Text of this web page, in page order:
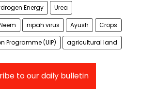
Energy Urea
nipah virus Ayush Crops
Programme (UIP) agricultural land
to our daily bulletin